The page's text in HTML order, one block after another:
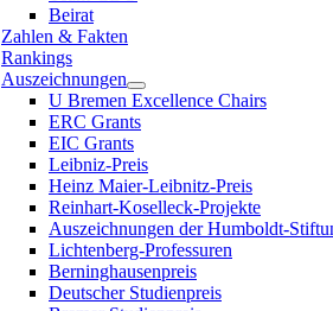
Beirat
Zahlen & Fakten
Rankings
Auszeichnungen
U Bremen Excellence Chairs
ERC Grants
EIC Grants
Leibniz-Preis
Heinz Maier-Leibnitz-Preis
Reinhart-Koselleck-Projekte
Auszeichnungen der Humboldt-
Lichtenberg-Professuren
Berninghausenpreis
Deutscher Studienpreis